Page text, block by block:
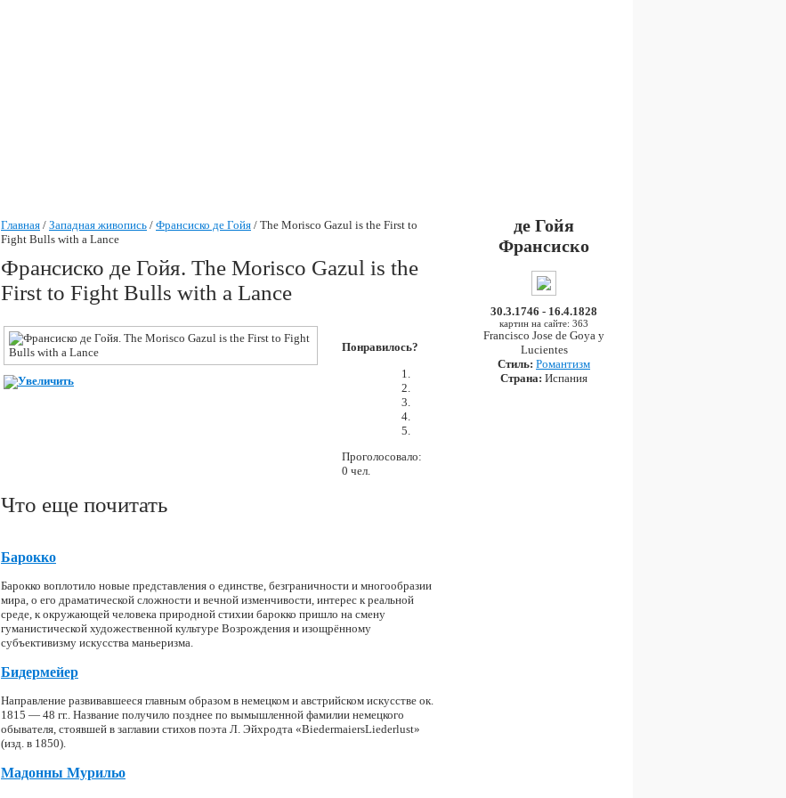
Главная / Западная живопись / Франсиско де Гойя / The Morisco Gazul is the First to
Fight Bulls with a Lance
Франсиско де Гойя. The Morisco Gazul is the
First to Fight Bulls with a Lance
Увеличить
Понравилось?
Проголосовало:
0 чел.
Что еще почитать
Барокко
Барокко воплотило новые представления о единстве, безграничности и многообразии
мира, о его драматической сложности и вечной изменчивости, интерес к реальной
среде, к окружающей человека природной стихии барокко пришло на смену
гуманистической художественной культуре Возрождения и изощрённому
субъективизму искусства маньеризма.
Бидермейер
Направление развивавшееся главным образом в немецком и австрийском искусстве ок.
1815 — 48 гг.. Название получило позднее по вымышленной фамилии немецкого
обывателя, стоявшей в заглавии стихов поэта Л. Эйхродта «BiedermaiersLiederlust»
(изд. в 1850).
Мадонны Мурильо
де Гойя
Франсиско
30.3.1746 - 16.4.1828
картин на сайте: 363
Francisco Jose de Goya y
Lucientes
Стиль: Романтизм
Страна: Испания